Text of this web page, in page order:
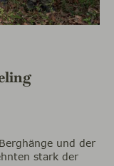
und der
stark der